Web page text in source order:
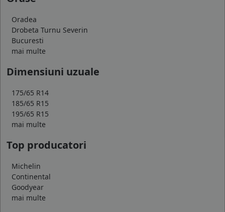
Oradea
Drobeta Turnu Severin
Bucuresti
mai multe
Dimensiuni uzuale
175/65 R14
185/65 R15
195/65 R15
mai multe
Top producatori
Michelin
Continental
Goodyear
mai multe